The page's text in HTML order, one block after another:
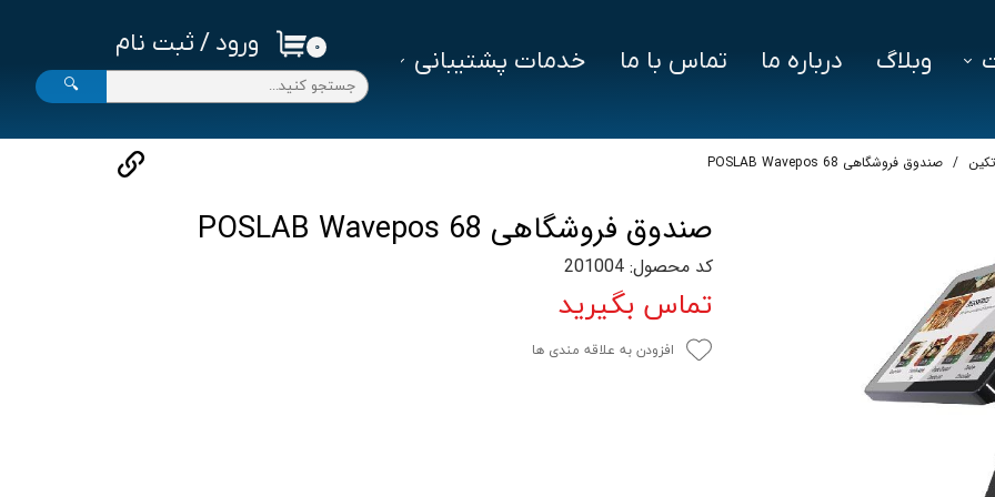
ورود / ثبت نام
خروج از حساب کاربری
۰
🔍
ویژن
وبلاگ درباره ما تماس با ما
خدمات پشتیبانی
صندوق فروشگاهی POSLAB Wavepos 68
صندوق فروشگاهی POSLAB Wavepos 68
کد محصول: 201004
تماس بگیرید
افزودن به علاقه مندی ها